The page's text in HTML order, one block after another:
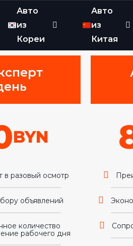
Авто
из
Кореи
Авто
из
Китая
BYN
в разовый осмотр
объявлений
количество
рабочего дня